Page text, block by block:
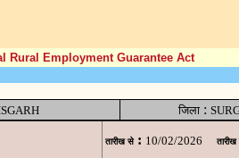
Rural Employment Guarantee Act
जिला :
तारीख से : 10/02/2026 तारीख